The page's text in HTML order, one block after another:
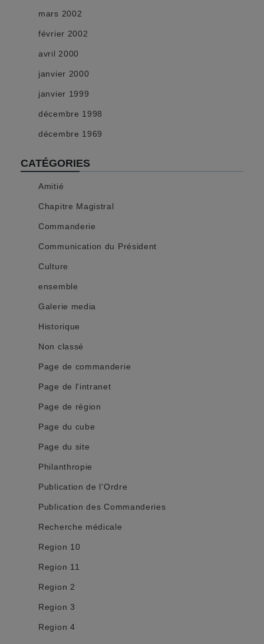
mars 2002
février 2002
avril 2000
janvier 2000
janvier 1999
décembre 1998
décembre 1969
CATÉGORIES
Amitié
Chapitre Magistral
Commanderie
Communication du Président
Culture
ensemble
Galerie media
Historique
Non classé
Page de commanderie
Page de l'intranet
Page de région
Page du cube
Page du site
Philanthropie
Publication de l'Ordre
Publication des Commanderies
Recherche médicale
Region 10
Region 11
Region 2
Region 3
Region 4